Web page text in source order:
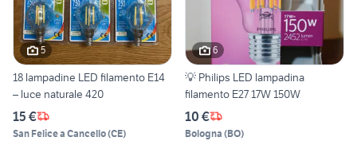
5
18 lampadine LED filamento E14
– luce naturale 420
15 €
San Felice a Cancello(CE)
6
💡 Philips LED lampadina
filamento E27 17W 150W
10 €
Bologna (BO)